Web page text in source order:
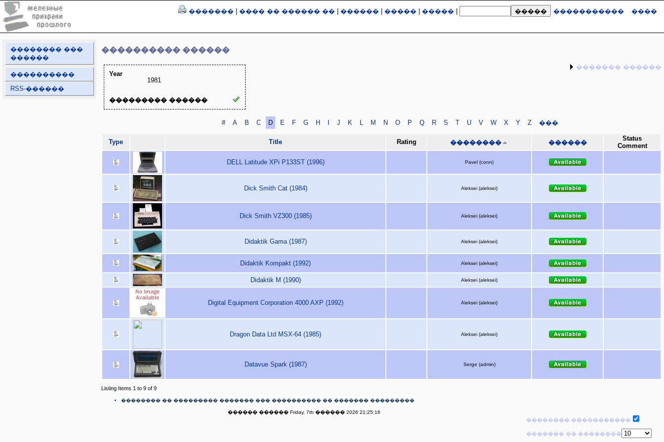
������� ���� �� ������ �� ������ ����� ����� ����������� ����
�������� ���
������
����������
RSS-������
���������� ������
Year
1981
��������� ������
������� ������
# A B C D E F G H I J K L M N O P Q R S T U V W X Y Z ���
Type Title Rating �������� ������
Status
Comment
DELL Latitude XPi P133ST (1996) Pavel (conn)
Dick Smith Cat (1984) Aleksei (aleksei)
Dick Smith VZ300 (1985) Aleksei (aleksei)
Didaktik Gama (1987) Aleksei (aleksei)
Didaktik Kompakt (1992) Aleksei (aleksei)
Didaktik M (1990) Aleksei (aleksei)
Digital Equipment Corporation 4000 AXP (1992) Aleksei (aleksei)
Dragon Data Ltd MSX-64 (1985) Aleksei (aleksei)
Datavue Spark (1987) Serge (admin)
Listing Items 1 to 9 of 9
�������� �� ��������� ������� ��� ���������� �� ������� ���������
�������� �����������
������� �� ��������
������ ������ Friday, 7th ������ 2026 21:25:16